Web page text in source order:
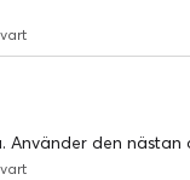
bacon, fryst mat,
uppvärmning
ugn. Andra
Använder den